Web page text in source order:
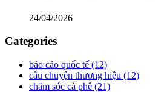
24/04/2026
Categories
báo cáo quốc tế (12)
câu chuyện thương hiệu (12)
chăm sóc cà phê (21)